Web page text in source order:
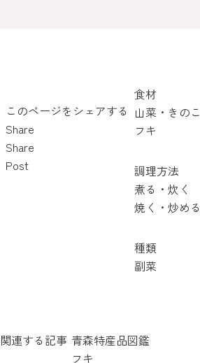
食材
山菜・きのこ
フキ
調理方法
煮る・炊く
焼く・炒める
種類
副菜
このページをシェアする
Share
Share
Post
関連する記事 青森特産品図鑑
フキ